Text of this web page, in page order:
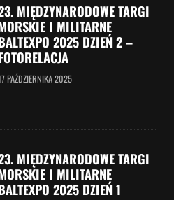
MIĘDZYNARODOWE TARGI
I MILITARNE
2025 DZIEŃ 2 –
PAŹDZIERNIKA 2025
MIĘDZYNARODOWE TARGI
I MILITARNE
2025 DZIEŃ 1